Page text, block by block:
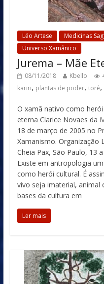
Léo Artese Medicinas
Universo Xamânico
Jurema – Mãe
08/11/2018 Kbello
kariri, plantas de poder, toré,
O xamã nativo como
eterna Clarice Novaes da
18 de março de 2005 no
Xamanismo. Organização
Cheia Pax, São Paulo, 13
Existe em antropologia
como herói cultural. É
vivo seja imaterial, animal
bases da cultura em
Ler mais